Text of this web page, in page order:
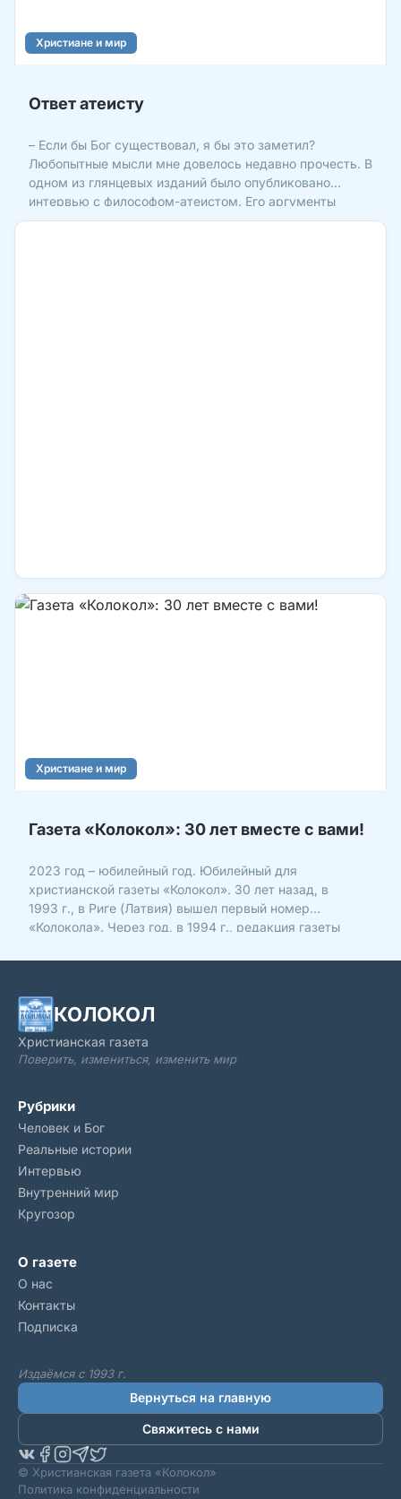
Христиане и мир
Ответ атеисту
– Если бы Бог существовал, я бы это заметил?
Любопытные мысли мне довелось недавно прочесть. В
одном из глянцевых изданий было опубликовано
интервью с философом-атеистом. Его аргументы
против веры в Бога вызвали ответную череду мыслей.
Христиане и мир
Газета «Колокол»: 30 лет вместе с вами!
2023 год – юбилейный год. Юбилейный для
христианской газеты «Колокол». 30 лет назад, в
1993 г., в Риге (Латвия) вышел первый номер
«Колокола». Через год, в 1994 г., редакция газеты
Газета «Колокол» стала одним из первых
КОЛОКОЛ
Христианская газета
Поверить, измениться, изменить мир
Рубрики
Человек и Бог
Реальные истории
Интервью
Внутренний мир
Кругозор
О газете
О нас
Контакты
Подписка
Издаёмся с 1993 г.
Вернуться на главную
Свяжитесь с нами
© Христианская газета «Колокол»
Политика конфиденциальности